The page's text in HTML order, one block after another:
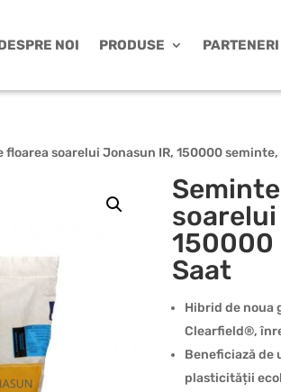
NOI PRODUSE PARTENERI
soarelui Jonasun IR, 150000 seminte,
150000
Saat
Hibrid de noua
Clearfield®,
Beneficiază de
plasticității